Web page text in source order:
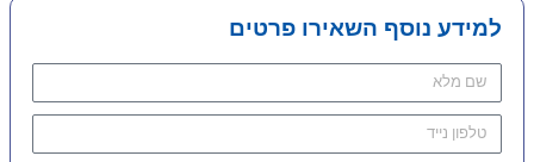
למידע נוסף השאירו פרטים